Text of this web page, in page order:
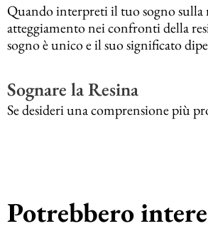
Quando interpreti il tuo sogno sulla
atteggiamento nei confronti della
sogno è unico e il suo significato
Sognare la Resina
Se desideri una comprensione più
Potrebbero